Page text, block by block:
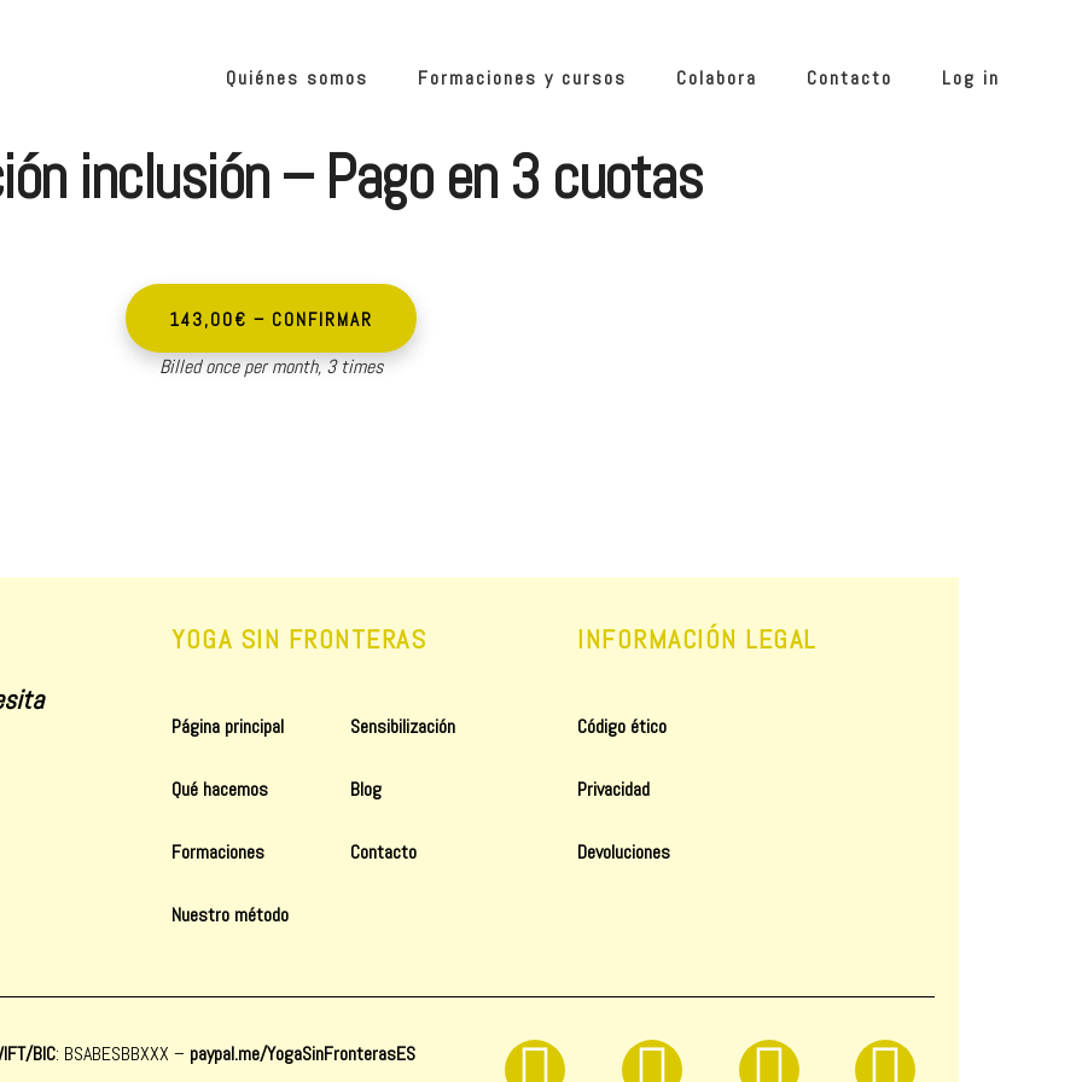
Quiénes somos Formaciones y cursos Colabora Contacto Log in
inclusión – Pago en 3 cuotas
143,00€ – CONFIRMAR
Billed once per month, 3 times
YOGA SIN FRONTERAS
Página principal
Qué hacemos
Formaciones
Nuestro método
Sensibilización
Blog
Contacto
INFORMACIÓN LEGAL
Código ético
Privacidad
Devoluciones
BIC: BSABESBBXXX – paypal.me/YogaSinFronterasES